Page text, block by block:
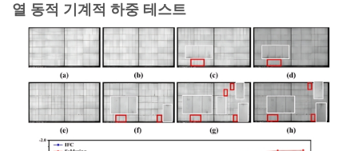
열 동적 기계적 하중 테스트